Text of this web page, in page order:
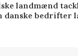
landmænd
danske bedrifter